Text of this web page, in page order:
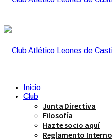
Inicio
Club
Junta Directiva
Filosofía
Hazte socio aquí
Reglamento Interno